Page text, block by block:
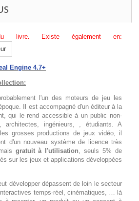
livre.
Existe également en:
Engine 4.7+
l'un des moteurs de jeu les
Il est accompagné d'un éditeur à la
qui le rend accessible à un public non-
architectes, ingénieurs, , étudiants. A
grosses productions de jeux vidéo, il
d'un nouveau système de licence très
gratuit à l'utilisation, seuls 5% de
sur les jeux et applications développées
développer dépassent de loin le secteur
temps-réel, cinématiques, … là